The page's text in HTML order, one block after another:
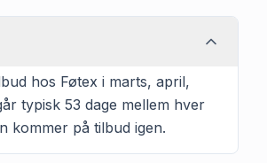
hos Føtex i marts, april,
typisk 53 dage mellem hver
kommer på tilbud igen.